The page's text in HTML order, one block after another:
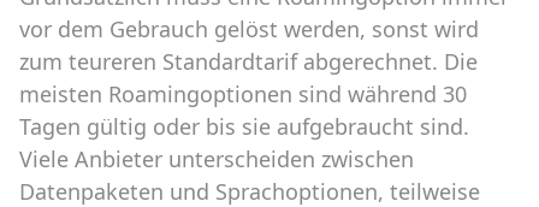
vor dem Gebrauch gelöst werden, sonst wird
zum teureren Standardtarif abgerechnet. Die
meisten Roamingoptionen sind während 30
Tagen gültig oder bis sie aufgebraucht sind.
Viele Anbieter unterscheiden zwischen
Datenpaketen und Sprachoptionen, teilweise